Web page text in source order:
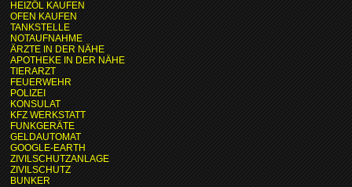
HEIZÖL KAUFEN
OFEN KAUFEN
TANKSTELLE
NOTAUFNAHME
ÄRZTE IN DER NÄHE
APOTHEKE IN DER NÄHE
TIERARZT
FEUERWEHR
POLIZEI
KONSULAT
KFZ WERKSTATT
FUNKGERÄTE
GELDAUTOMAT
GOOGLE-EARTH
ZIVILSCHUTZANLAGE
ZIVILSCHUTZ
BUNKER